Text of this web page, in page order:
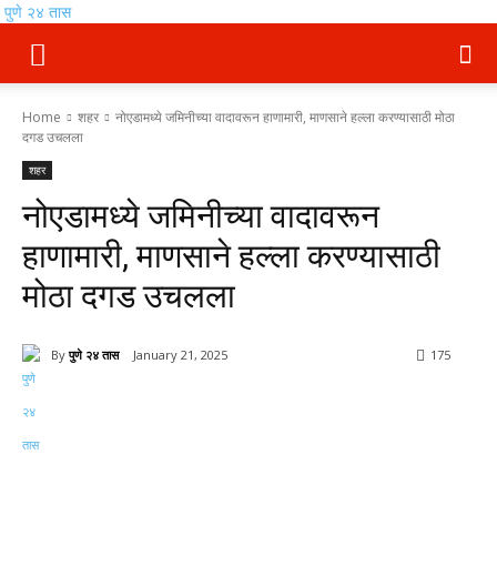
पुणे २४ तास
Home शहर
नोएडामध्ये जमिनीच्या वादावरून हाणामारी, माणसाने हल्ला करण्यासाठी मोठा
दगड उचलला
शहर
नोएडामध्ये जमिनीच्या वादावरून
हाणामारी, माणसाने हल्ला करण्यासाठी
मोठा दगड उचलला
By पुणे २४ तास January 21, 2025 175